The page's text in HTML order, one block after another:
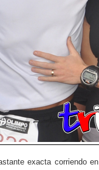
exacta corriendo